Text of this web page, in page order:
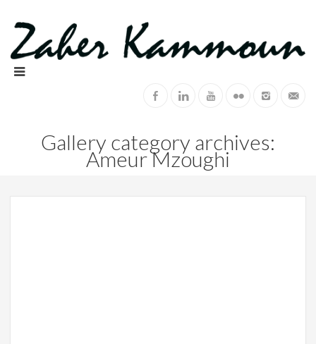
Gallery category archives:
Ameur Mzoughi